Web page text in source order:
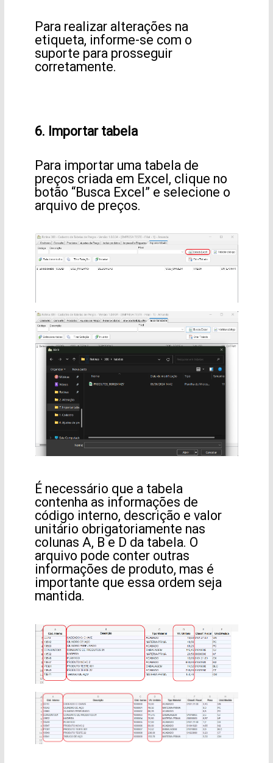
Para realizar alterações na
etiqueta, informe-se com o
suporte para prosseguir
corretamente.
6. Importar tabela
Para importar uma tabela de
preços criada em Excel, clique no
botão “Busca Excel” e selecione o
arquivo de preços.
É necessário que a tabela
contenha as informações de
código interno, descrição e valor
unitário obrigatoriamente nas
colunas A, B e D da tabela. O
arquivo pode conter outras
informações de produto, mas é
importante que essa ordem seja
mantida.